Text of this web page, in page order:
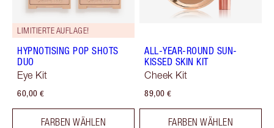
LIMITIERTE AUFLAGE!
HYPNOTISING POP SHOTS
DUO
Eye Kit
60,00 €
FARBEN WÄHLEN
ALL-YEAR-ROUND SUN-
KISSED SKIN KIT
Cheek Kit
89,00 €
FARBEN WÄHLEN